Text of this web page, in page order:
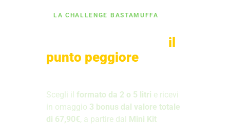
LA CHALLENGE BASTAMUFFA
il
punto peggiore
Scegli il formato da 2 o 5 litri e ricevi
in omaggio 3 bonus dal valore totale
di 67,90€, a partire dal
Mini Kit